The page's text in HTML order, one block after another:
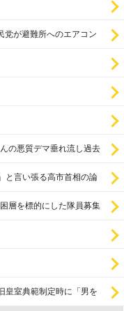
党が避難所へのエアコン
の悪質デマ垂れ流し過去
と言い張る高市首相の論
層を標的にした隊員募集
皇室典範制定時に「男を